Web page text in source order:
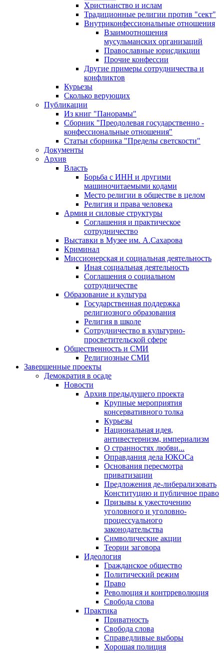
Христианство и ислам
Традиционные религии против "сект"
Внутриконфессиональные отношения
Взаимоотношения
мусульманских организаций
Православные юрисдикции
Прочие конфессии
Другие примеры сотрудничества и
конфликтов
Курьезы
Сколько верующих
Публикации
Из книг "Панорамы"
Сборник "Преодолевая государственно -
конфессиональные отношения"
Статьи сборника "Пределы светскости"
Документы
Архив
Власть
Борьба с ИНН и другими
машиночитаемыми кодами
Место религии в обществе в целом
Религия и права человека
Армия и силовые структуры
Соглашения и практическое
сотрудничество
Выставки в Музее им. А.Сахарова
Криминал
Миссионерская и социальная деятельность
Иная социальная деятельность
Соглашения о социальном
сотрудничестве
Образование и культура
Государственная поддержка
религиозного образования
Религия в школе
Сотрудничество в культурно-
просветительской сфере
Общественность и СМИ
Религиозные СМИ
Завершенные проекты
Демократия в осаде
Новости
Архив предыдущего проекта
Крупные мероприятия
консервативного толка
Курьезы
Национальная идея,
антивестернизм, империализм
О странностях любви...
Оправдания дела ЮКОСа
Основания пересмотра
приватизации
Предложения де-либерализовать
Конституцию и публичное право
Призывы к ужесточению
уголовного и уголовно-
процессуального
законодательства
Символические акции
Теории заговора
Идеология
Гражданское общество
Политический режим
Право
Революция и контрреволюция
Свобода слова
Практика
Приватность
Свобода слова
Справедливые выборы
Хорошая полиция